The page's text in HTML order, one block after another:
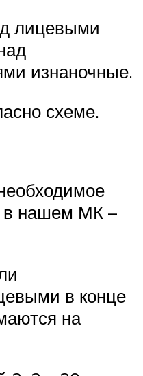
лицевыми
изнаночные.
схеме.
в нашем МК –
в конце
на